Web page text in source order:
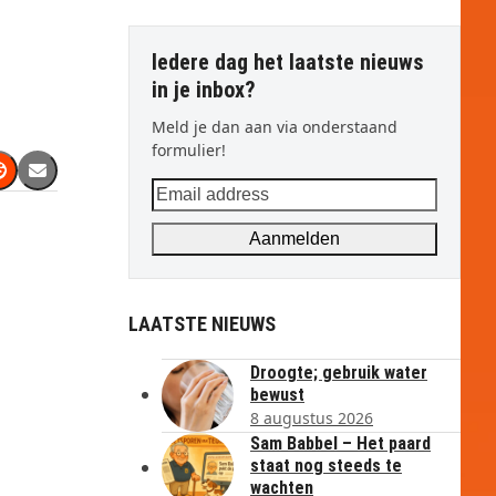
Iedere dag het laatste nieuws
in je inbox?
Meld je dan aan via onderstaand
formulier!
Email
address
Aanmelden
LAATSTE NIEUWS
Droogte; gebruik water
bewust
8 augustus 2026
Sam Babbel – Het paard
staat nog steeds te
wachten